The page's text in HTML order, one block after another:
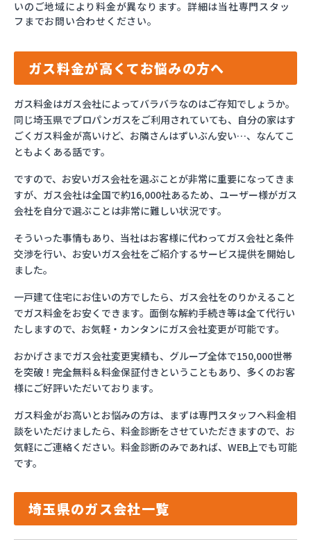
いのご地域により料金が異なります。詳細は当社専門スタッ
フまでお問い合わせください。
ガス料金が高くてお悩みの方へ
ガス料金はガス会社によってバラバラなのはご存知でしょうか。
同じ埼玉県でプロパンガスをご利用されていても、自分の家はす
ごくガス料金が高いけど、お隣さんはずいぶん安い…、なんてこ
ともよくある話です。
ですので、お安いガス会社を選ぶことが非常に重要になってきま
すが、ガス会社は全国で約16,000社あるため、ユーザー様がガス
会社を自分で選ぶことは非常に難しい状況です。
そういった事情もあり、当社はお客様に代わってガス会社と条件
交渉を行い、お安いガス会社をご紹介するサービス提供を開始し
ました。
一戸建て住宅にお住いの方でしたら、ガス会社をのりかえること
でガス料金をお安くできます。面倒な解約手続き等は全て代行い
たしますので、お気軽・カンタンにガス会社変更が可能です。
おかげさまでガス会社変更実績も、グループ全体で150,000世帯
を突破！完全無料＆料金保証付きということもあり、多くのお客
様にご好評いただいております。
ガス料金がお高いとお悩みの方は、まずは専門スタッフへ料金相
談をいただけましたら、料金診断をさせていただきますので、お
気軽にご連絡ください。料金診断のみであれば、WEB上でも可能
です。
埼玉県のガス会社一覧